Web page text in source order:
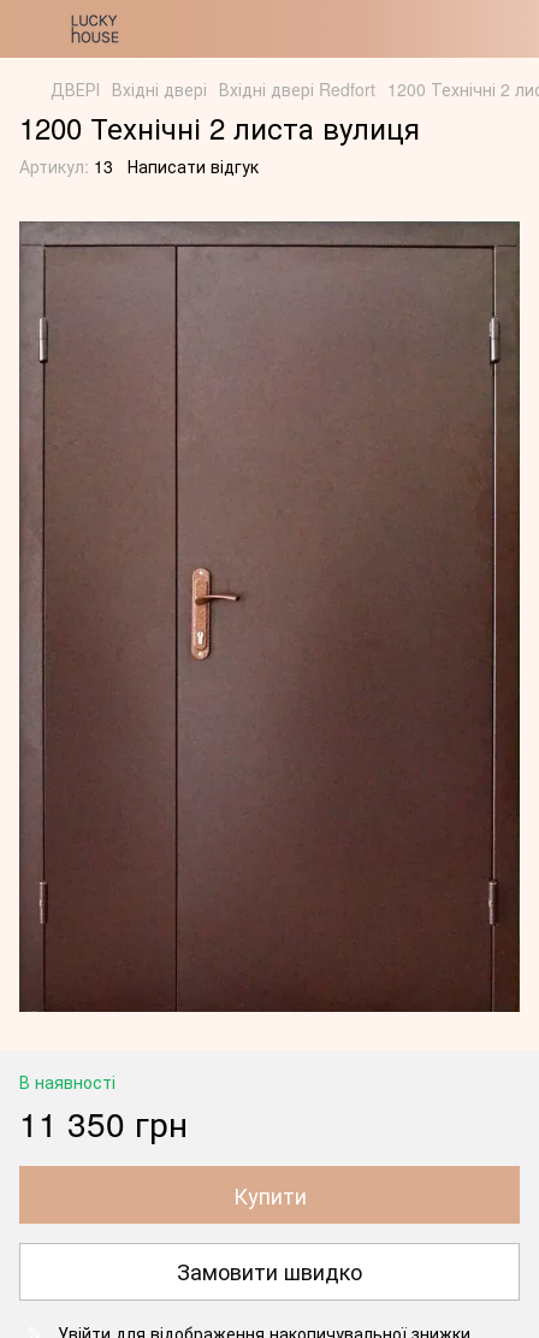
ДВЕРІ Вхідні двері Вхідні двері Redfort 1200 Технічні 2
1200 Технічні 2 листа вулиця
Артикул: 13 Написати відгук
В наявності
11 350 грн
Купити
Замовити швидко
Увійти для відображення накопичувальної знижки